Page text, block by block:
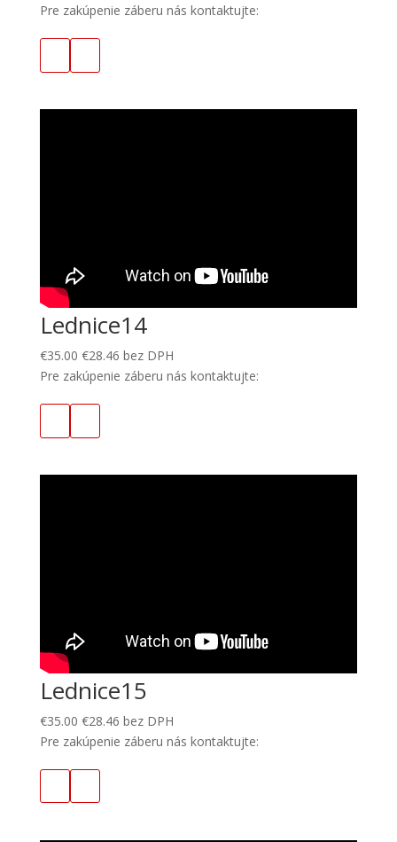
Pre zakúpenie záberu nás kontaktujte:
Lednice14
€35.00 €28.46 bez DPH
Pre zakúpenie záberu nás kontaktujte:
Lednice15
€35.00 €28.46 bez DPH
Pre zakúpenie záberu nás kontaktujte: